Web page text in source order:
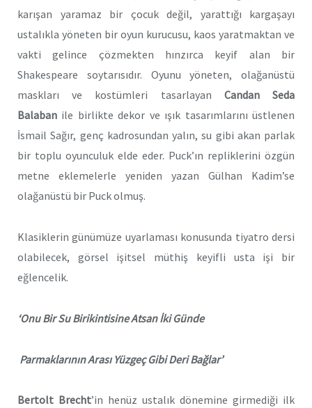
karışan yaramaz bir çocuk değil, yarattığı kargaşayı
ustalıkla yöneten bir oyun kurucusu, kaos yaratmaktan ve
vakti gelince çözmekten hınzırca keyif alan bir
Shakespeare soytarısıdır. Oyunu yöneten, olağanüstü
maskları ve kostümleri tasarlayan Candan Seda
Balaban ile birlikte dekor ve ışık tasarımlarını üstlenen
İsmail Sağır, genç kadrosundan yalın, su gibi akan parlak
bir toplu oyunculuk elde eder. Puck’ın repliklerini özgün
metne eklemelerle yeniden yazan Gülhan Kadim’se
olağanüstü bir Puck olmuş.
Klasiklerin günümüze uyarlaması konusunda tiyatro dersi
olabilecek, görsel işitsel müthiş keyifli usta işi bir
eğlencelik.
‘Onu Bir Su Birikintisine Atsan İki Günde
Parmaklarının Arası Yüzgeç Gibi Deri Bağlar’
Bertolt Brecht’in henüz ustalık dönemine girmediği ilk